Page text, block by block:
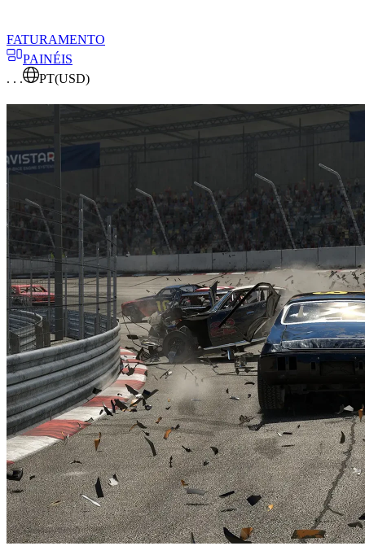
FATURAMENTO
PAINÉIS
. . .
PT(USD)